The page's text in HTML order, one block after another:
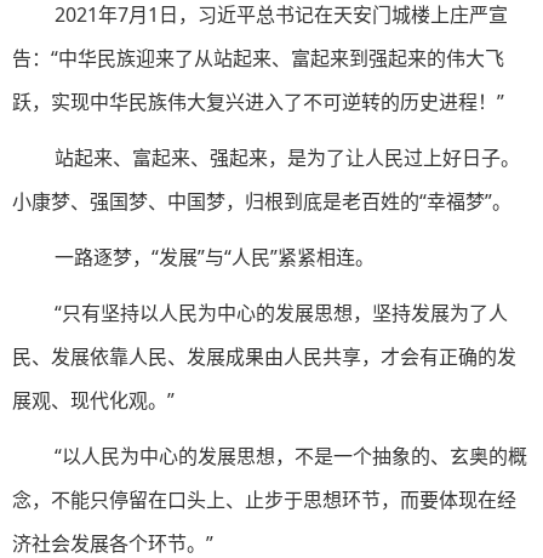
2021年7月1日，习近平总书记在天安门城楼上庄严宣
告：“中华民族迎来了从站起来、富起来到强起来的伟大飞
跃，实现中华民族伟大复兴进入了不可逆转的历史进程！”
站起来、富起来、强起来，是为了让人民过上好日子。
小康梦、强国梦、中国梦，归根到底是老百姓的“幸福梦”。
一路逐梦，“发展”与“人民”紧紧相连。
“只有坚持以人民为中心的发展思想，坚持发展为了人
民、发展依靠人民、发展成果由人民共享，才会有正确的发
展观、现代化观。”
“以人民为中心的发展思想，不是一个抽象的、玄奥的概
念，不能只停留在口头上、止步于思想环节，而要体现在经
济社会发展各个环节。”